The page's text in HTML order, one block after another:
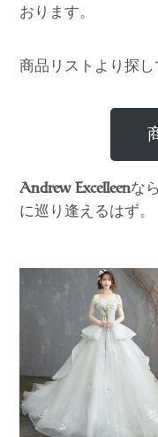
おります。
商品リストより探し
Andrew Excelleenな
に巡り逢えるはず。